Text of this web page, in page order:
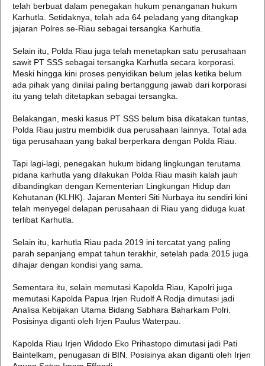
telah berbuat dalam penegakan hukum penanganan hukum
Karhutla. Setidaknya, telah ada 64 peladang yang ditangkap
jajaran Polres se-Riau sebagai tersangka Karhutla.
Selain itu, Polda Riau juga telah menetapkan satu perusahaan
sawit PT SSS sebagai tersangka Karhutla secara korporasi.
Meski hingga kini proses penyidikan belum jelas ketika belum
ada pihak yang dinilai paling bertanggung jawab dari korporasi
itu yang telah ditetapkan sebagai tersangka.
Belakangan, meski kasus PT SSS belum bisa dikatakan tuntas,
Polda Riau justru membidik dua perusahaan lainnya. Total ada
tiga perusahaan yang bakal berperkara dengan Polda Riau.
Tapi lagi-lagi, penegakan hukum bidang lingkungan terutama
pidana karhutla yang dilakukan Polda Riau masih kalah jauh
dibandingkan dengan Kementerian Lingkungan Hidup dan
Kehutanan (KLHK). Jajaran Menteri Siti Nurbaya itu sendiri kini
telah menyegel delapan perusahaan di Riau yang diduga kuat
terlibat Karhutla.
Selain itu, karhutla Riau pada 2019 ini tercatat yang paling
parah sepanjang empat tahun terakhir, setelah pada 2015 juga
dihajar dengan kondisi yang sama.
Sementara itu, selain memutasi Kapolda Riau, Kapolri juga
memutasi Kapolda Papua Irjen Rudolf A Rodja dimutasi jadi
Analisa Kebijakan Utama Bidang Sabhara Baharkam Polri.
Posisinya diganti oleh Irjen Paulus Waterpau.
Kapolda Riau Irjen Widodo Eko Prihastopo dimutasi jadi Pati
Baintelkam, penugasan di BIN. Posisinya akan diganti oleh Irjen